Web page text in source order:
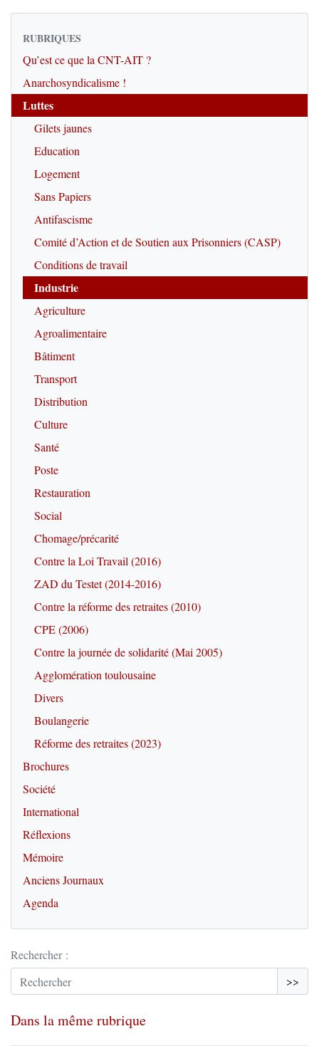
RUBRIQUES
Qu’est ce que la CNT-AIT ?
Anarchosyndicalisme !
Luttes
Gilets jaunes
Education
Logement
Sans Papiers
Antifascisme
Comité d’Action et de Soutien aux Prisonniers (CASP)
Conditions de travail
Industrie
Agriculture
Agroalimentaire
Bâtiment
Transport
Distribution
Culture
Santé
Poste
Restauration
Social
Chomage/précarité
Contre la Loi Travail (2016)
ZAD du Testet (2014-2016)
Contre la réforme des retraites (2010)
CPE (2006)
Contre la journée de solidarité (Mai 2005)
Agglomération toulousaine
Divers
Boulangerie
Réforme des retraites (2023)
Brochures
Société
International
Réflexions
Mémoire
Anciens Journaux
Agenda
Rechercher :
>>
Dans la même rubrique